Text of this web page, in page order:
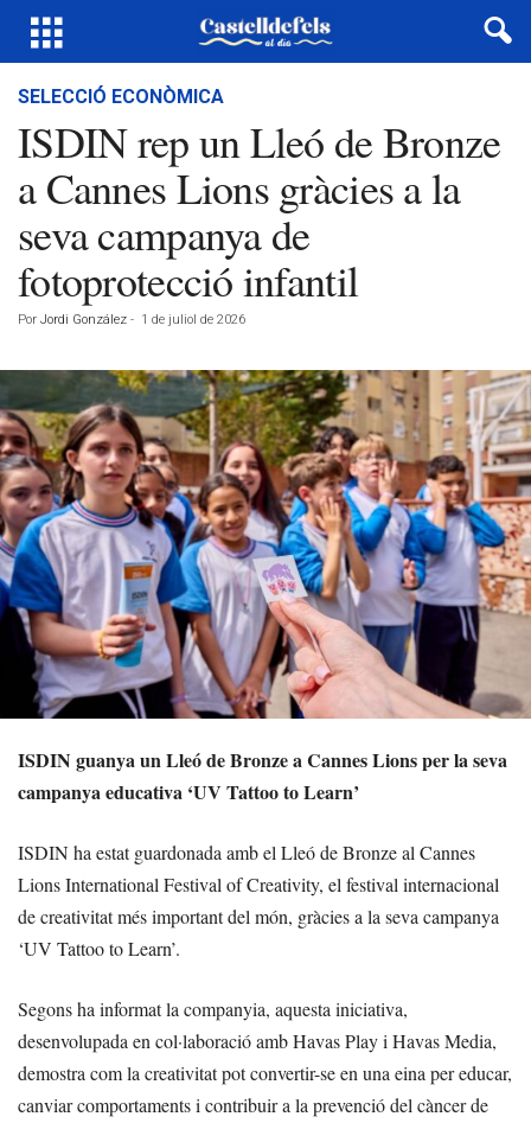
SELECCIÓ ECONÒMICA
ISDIN rep un Lleó de Bronze
a Cannes Lions gràcies a la
seva campanya de
fotoprotecció infantil
Por Jordi González - 1 de juliol de 2026
ISDIN guanya un Lleó de Bronze a Cannes Lions per la seva
campanya educativa ‘UV Tattoo to Learn’
ISDIN ha estat guardonada amb el Lleó de Bronze al Cannes
Lions International Festival of Creativity, el festival internacional
de creativitat més important del món, gràcies a la seva campanya
‘UV Tattoo to Learn’.
Segons ha informat la companyia, aquesta iniciativa,
desenvolupada en col·laboració amb Havas Play i Havas Media,
demostra com la creativitat pot convertir-se en una eina per educar,
canviar comportaments i contribuir a la prevenció del càncer de